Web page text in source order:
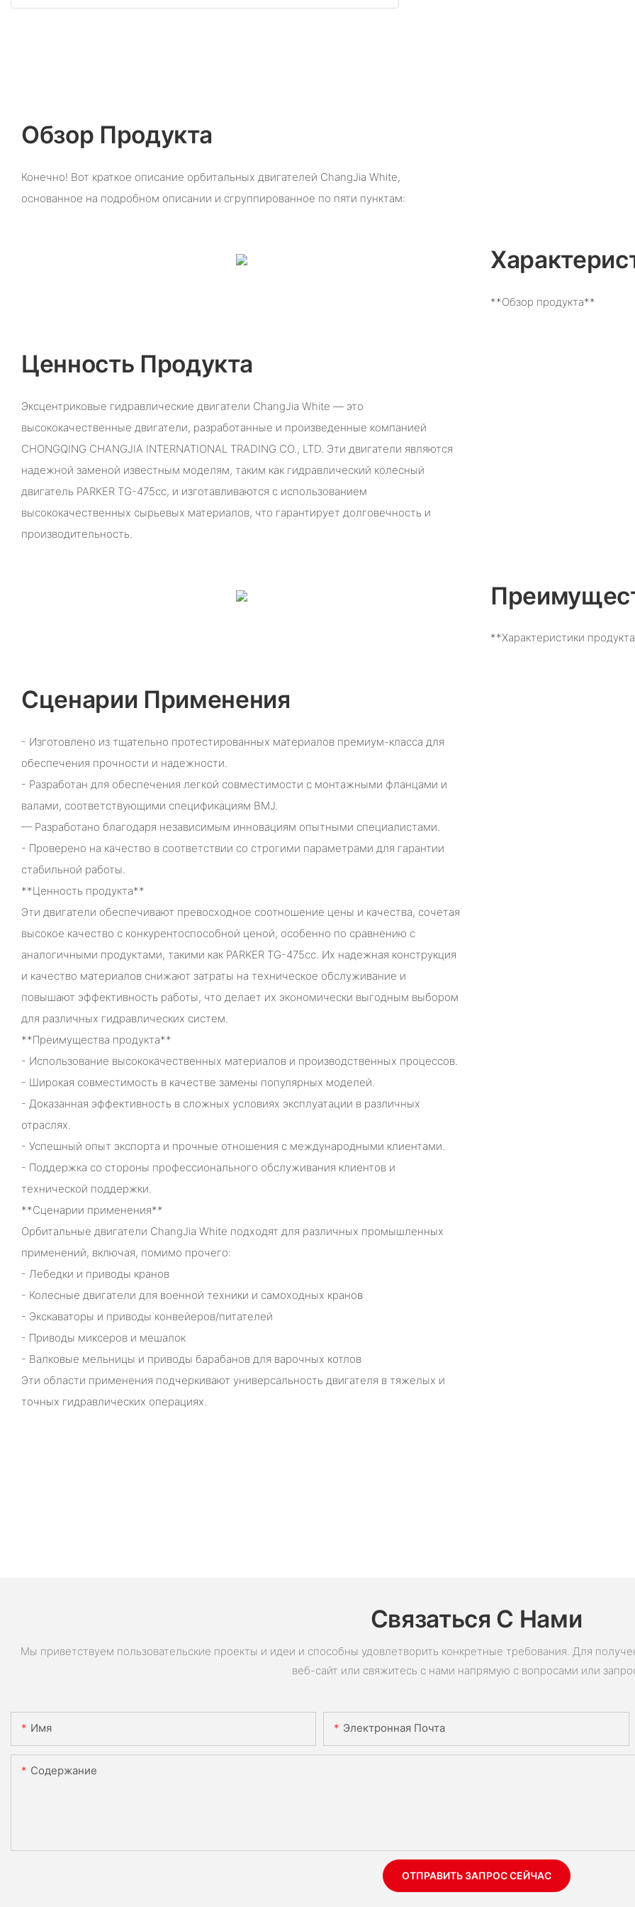
Обзор Продукта
Конечно! Вот краткое описание орбитальных двигателей ChangJia White,
основанное на подробном описании и сгруппированное по пяти пунктам:
**Обзор продукта**
Ценность Продукта
Эксцентриковые гидравлические двигатели ChangJia White — это
высококачественные двигатели, разработанные и произведенные компанией
CHONGQING CHANGJIA INTERNATIONAL TRADING CO., LTD. Эти двигатели являются
надежной заменой известным моделям, таким как гидравлический колесный
двигатель PARKER TG-475cc, и изготавливаются с использованием
высококачественных сырьевых материалов, что гарантирует долговечность и
производительность.
**Характеристики
Сценарии Применения
- Изготовлено из тщательно протестированных материалов премиум-класса для
обеспечения прочности и надежности.
- Разработан для обеспечения легкой совместимости с монтажными фланцами и
валами, соответствующими спецификациям BMJ.
— Разработано благодаря независимым инновациям опытными специалистами.
- Проверено на качество в соответствии со строгими параметрами для гарантии
стабильной работы.
**Ценность продукта**
Эти двигатели обеспечивают превосходное соотношение цены и качества, сочетая
высокое качество с конкурентоспособной ценой, особенно по сравнению с
аналогичными продуктами, такими как PARKER TG-475cc. Их надежная конструкция
и качество материалов снижают затраты на техническое обслуживание и
повышают эффективность работы, что делает их экономически выгодным выбором
для различных гидравлических систем.
**Преимущества продукта**
- Использование высококачественных материалов и производственных процессов.
- Широкая совместимость в качестве замены популярных моделей.
- Доказанная эффективность в сложных условиях эксплуатации в различных
отраслях.
- Успешный опыт экспорта и прочные отношения с международными клиентами.
- Поддержка со стороны профессионального обслуживания клиентов и
технической поддержки.
**Сценарии применения**
Орбитальные двигатели ChangJia White подходят для различных промышленных
применений, включая, помимо прочего:
- Лебедки и приводы кранов
- Колесные двигатели для военной техники и самоходных кранов
- Экскаваторы и приводы конвейеров/питателей
- Приводы миксеров и мешалок
- Валковые мельницы и приводы барабанов для варочных котлов
Эти области применения подчеркивают универсальность двигателя в тяжелых и
точных гидравлических операциях.
Связаться С Нами
Мы приветствуем пользовательские проекты и идеи и способны удовлетворить конкретные требования. Для
веб-сайт или свяжитесь с нами напрямую с вопросами или
Имя Электронная Почта
Содержание
ОТПРАВИТЬ ЗАПРОС СЕЙЧАС